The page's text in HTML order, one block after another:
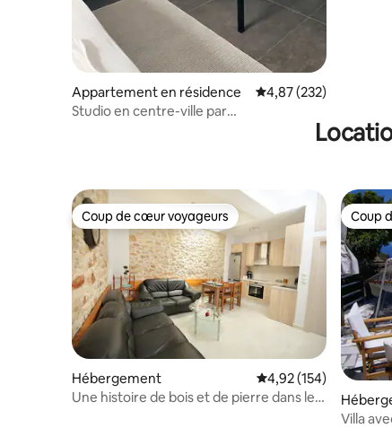
Appartement en résidence Évaluation moyenne
4,87 (232)
Studio en centre-ville par
Coup de cœur voyageurs
Coup de cœur voyageurs
Hébergement Évaluation moyenne
4,92 (154)
Une histoire de bois et de pierre dans le
Coup
Coup
Villa